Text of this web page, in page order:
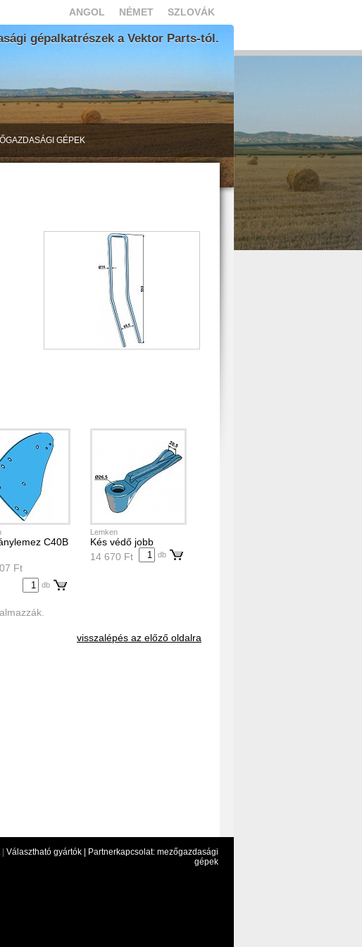
ANGOL NÉMET SZLOVÁK
gépalkatrészek a Vektor Parts-tól.
GÉPEK
C40B
Ft
db
Lemken
Kés védő jobb
14 670 Ft
db
visszalépés az előző oldalra
| Választható gyártók |
Partnerkapcsolat: mezőgazdasági
gépek